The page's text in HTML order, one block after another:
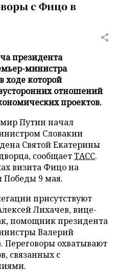
с Фицо в
президента
министра
ходе которой
отношений
проектов.
Путин начал
Словакии
Святой Екатерины
сообщаетТАСС.
визита Фицо на
Победы 9 мая.
присутствуют
Лихачев, вице-
помощник президента
Валерий
Переговоры охватывают
связанных с